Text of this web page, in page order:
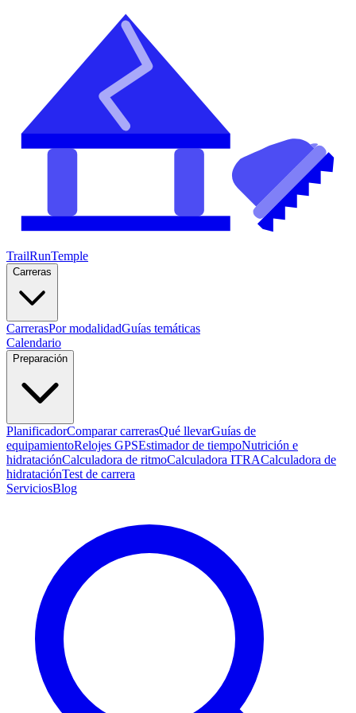
TrailRunTemple
Carreras
CarrerasPor modalidadGuías temáticas
Calendario
Preparación
PlanificadorComparar carrerasQué llevarGuías de
equipamientoRelojes GPSEstimador de tiempoNutrición e
hidrataciónCalculadora de ritmoCalculadora ITRACalculadora de
hidrataciónTest de carrera
ServiciosBlog